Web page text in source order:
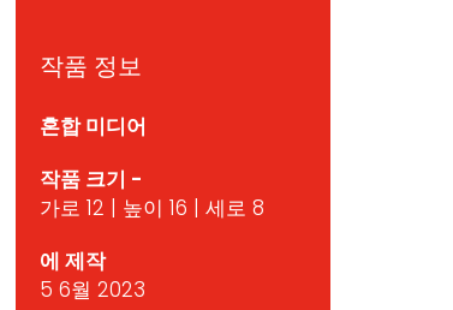
작품 정보
혼합 미디어
작품 크기 -
가로 12 | 높이 16 | 세로 8
에 제작
5 6월 2023